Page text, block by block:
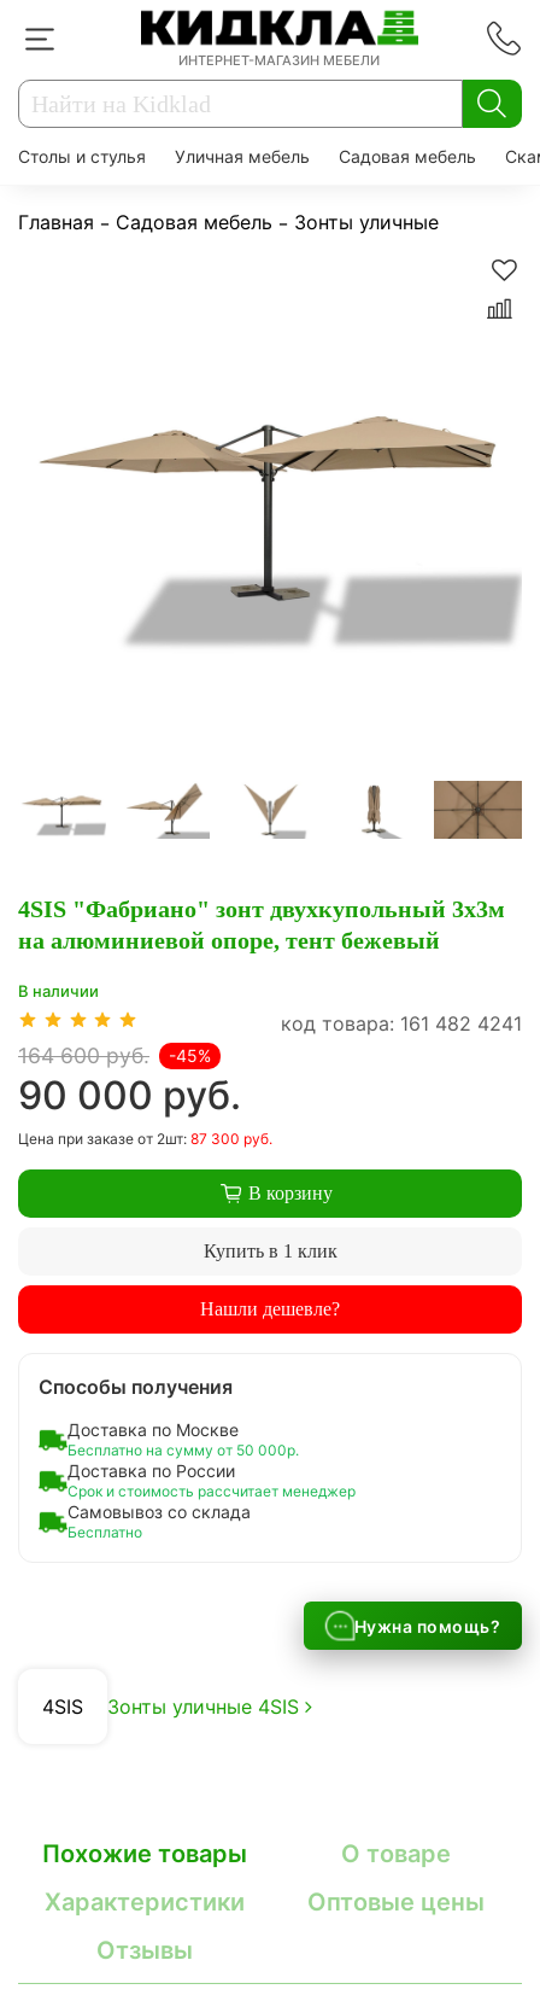
ИНТЕРНЕТ-МАГАЗИН МЕБЕЛИ
Столы и стулья Уличная мебель Садовая мебель
Главная Садовая мебель Зонты уличные
4SIS "Фабриано" зонт двухкупольный 3x3м
на алюминиевой опоре, тент бежевый
В наличии
код товара: 161 482 4241
164 600 руб.
90 000 руб.
-45%
Цена при заказе от 2шт: 87 300 руб.
В корзину
Купить в 1 клик
Нашли дешевле?
Способы получения
Доставка по Москве
Бесплатно на сумму от 50 000р.
Доставка по России
Срок и стоимость рассчитает менеджер
Самовывоз со склада
Бесплатно
Нужна помощь?
4SIS Зонты уличные 4SIS
Похожие товары
О товаре
Характеристики
Оптовые цены
Отзывы